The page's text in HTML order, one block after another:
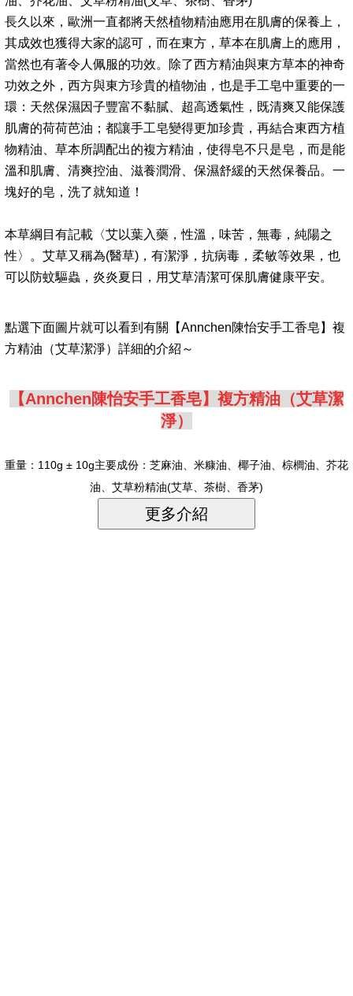
長久以來，歐洲一直都將天然植物精油應用在肌膚的保養上，
其成效也獲得大家的認可，而在東方，草本在肌膚上的應用，
當然也有著令人佩服的功效。除了西方精油與東方草本的神奇
功效之外，西方與東方珍貴的植物油，也是手工皂中重要的一
環：天然保濕因子豐富不黏膩、超高透氣性，既清爽又能保護
肌膚的荷荷芭油；都讓手工皂變得更加珍貴，再結合東西方植
物精油、草本所調配出的複方精油，使得皂不只是皂，而是能
溫和肌膚、清爽控油、滋養潤滑、保濕舒緩的天然保養品。一
塊好的皂，洗了就知道！
本草綱目有記載〈艾以葉入藥，性溫，味苦，無毒，純陽之
性〉。艾草又稱為(醫草)，有潔淨，抗病毒，柔敏等效果，也
可以防蚊驅蟲，炎炎夏日，用艾草清潔可保肌膚健康平安。
點選下面圖片就可以看到有關【Annchen陳怡安手工香皂】複
方精油（艾草潔淨）詳細的介紹～
【Annchen陳怡安手工香皂】複方精油（艾草潔
淨）
重量：110g ± 10g主要成份：芝麻油、米糠油、椰子油、棕櫚油、芥花
油、艾草粉精油(艾草、茶樹、香茅)